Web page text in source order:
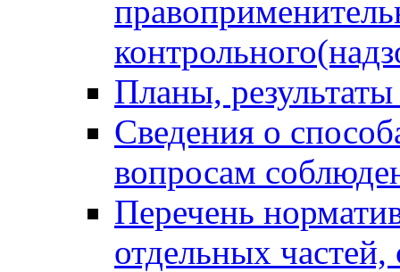
Планы,
Сведения о
вопросам
Перечень
отдельных